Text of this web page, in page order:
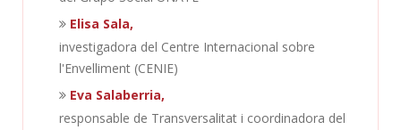
Elisa Sala,
investigadora del Centre Internacional sobre
l'Envelliment (CENIE)
Eva Salaberria,
responsable de Transversalitat i coordinadora del